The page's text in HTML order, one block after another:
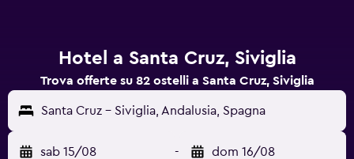
Hotel a Santa Cruz, Siviglia
Trova offerte su 82 ostelli a Santa Cruz, Siviglia
Santa Cruz - Siviglia, Andalusia, Spagna
sab 15/08 - dom 16/08